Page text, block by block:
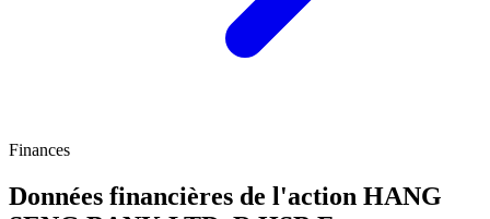
Finances
Données financières de l'action HANG